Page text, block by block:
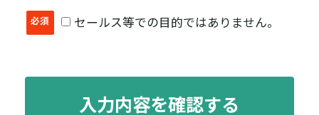
必須 セールス等での目的ではありません。